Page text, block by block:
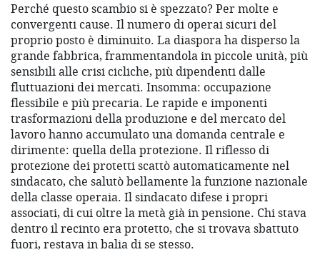
Perché questo scambio si è spezzato? Per molte e
convergenti cause. Il numero di operai sicuri del
proprio posto è diminuito. La diaspora ha disperso la
grande fabbrica, frammentandola in piccole unità, più
sensibili alle crisi cicliche, più dipendenti dalle
fluttuazioni dei mercati. Insomma: occupazione
flessibile e più precaria. Le rapide e imponenti
trasformazioni della produzione e del mercato del
lavoro hanno accumulato una domanda centrale e
dirimente: quella della protezione. Il riflesso di
protezione dei protetti scattò automaticamente nel
sindacato, che salutò bellamente la funzione nazionale
della classe operaia. Il sindacato difese i propri
associati, di cui oltre la metà già in pensione. Chi stava
dentro il recinto era protetto, che si trovava sbattuto
fuori, restava in balia di se stesso.